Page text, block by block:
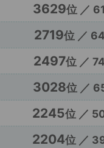
3629位 ／
2719位 ／
2497位 ／
3028位 ／
2245位 ／
2204位 ／